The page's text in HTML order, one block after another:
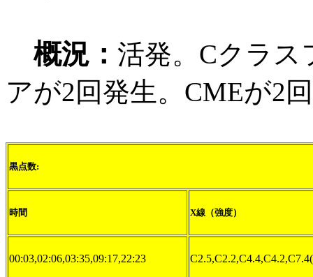
概況： 活発。Cクラス
アが2回発生。CMEが2
黒点数:
時間 X線（強度）
00:03,02:06,03:35,09:17,22:23